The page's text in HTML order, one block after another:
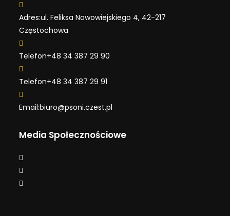
Adres:ul. Feliksa Nowowiejskiego 4, 42-217
Częstochowa
Telefon+48 34 387 29 90
Telefon+48 34 387 29 91
Email:biuro@psoni.czest.pl
Media Społecznościowe